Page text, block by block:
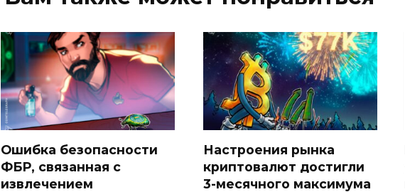
Ошибка безопасности
ФБР, связанная с
извлечением
Настроения рынка
криптовалют достигли
3-месячного максимума